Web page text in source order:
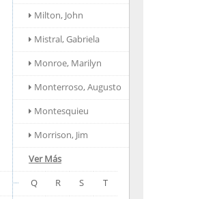
Milton, John
Mistral, Gabriela
Monroe, Marilyn
Monterroso, Augusto
Montesquieu
Morrison, Jim
Ver Más
Q
R S
T